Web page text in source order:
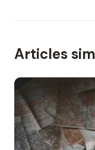
Articles